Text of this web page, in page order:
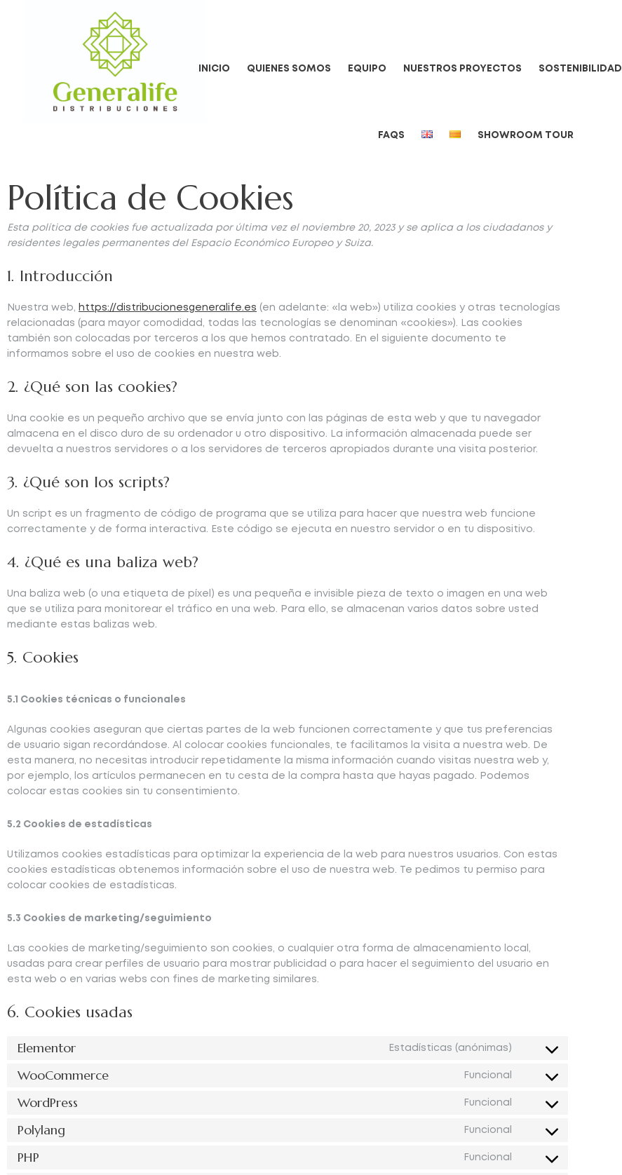
INICIO QUIENES SOMOS EQUIPO NUESTROS PROYECTOS SOSTENIBILIDAD
FAQS SHOWROOM TOUR
Política de Cookies
Esta política de cookies fue actualizada por última vez el noviembre 20, 2023 y se aplica a los ciudadanos y
residentes legales permanentes del Espacio Económico Europeo y Suiza.
1. Introducción
Nuestra web, https://distribucionesgeneralife.es (en adelante: «la web») utiliza cookies y otras tecnologías
relacionadas (para mayor comodidad, todas las tecnologías se denominan «cookies»). Las cookies
también son colocadas por terceros a los que hemos contratado. En el siguiente documento te
informamos sobre el uso de cookies en nuestra web.
2. ¿Qué son las cookies?
Una cookie es un pequeño archivo que se envía junto con las páginas de esta web y que tu navegador
almacena en el disco duro de su ordenador u otro dispositivo. La información almacenada puede ser
devuelta a nuestros servidores o a los servidores de terceros apropiados durante una visita posterior.
3. ¿Qué son los scripts?
Un script es un fragmento de código de programa que se utiliza para hacer que nuestra web funcione
correctamente y de forma interactiva. Este código se ejecuta en nuestro servidor o en tu dispositivo.
4. ¿Qué es una baliza web?
Una baliza web (o una etiqueta de píxel) es una pequeña e invisible pieza de texto o imagen en una web
que se utiliza para monitorear el tráfico en una web. Para ello, se almacenan varios datos sobre usted
mediante estas balizas web.
5. Cookies
5.1 Cookies técnicas o funcionales
Algunas cookies aseguran que ciertas partes de la web funcionen correctamente y que tus preferencias
de usuario sigan recordándose. Al colocar cookies funcionales, te facilitamos la visita a nuestra web. De
esta manera, no necesitas introducir repetidamente la misma información cuando visitas nuestra web y,
por ejemplo, los artículos permanecen en tu cesta de la compra hasta que hayas pagado. Podemos
colocar estas cookies sin tu consentimiento.
5.2 Cookies de estadísticas
Utilizamos cookies estadísticas para optimizar la experiencia de la web para nuestros usuarios. Con estas
cookies estadísticas obtenemos información sobre el uso de nuestra web. Te pedimos tu permiso para
colocar cookies de estadísticas.
5.3 Cookies de marketing/seguimiento
Las cookies de marketing/seguimiento son cookies, o cualquier otra forma de almacenamiento local,
usadas para crear perfiles de usuario para mostrar publicidad o para hacer el seguimiento del usuario en
esta web o en varias webs con fines de marketing similares.
6. Cookies usadas
Elementor Estadísticas (anónimas)
WooCommerce Funcional
WordPress Funcional
Polylang Funcional
PHP Funcional